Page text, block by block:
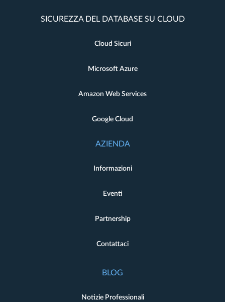
SICUREZZA DEL DATABASE SU CLOUD
Cloud Sicuri
Microsoft Azure
Amazon Web Services
Google Cloud
AZIENDA
Informazioni
Eventi
Partnership
Contattaci
BLOG
Notizie Professionali